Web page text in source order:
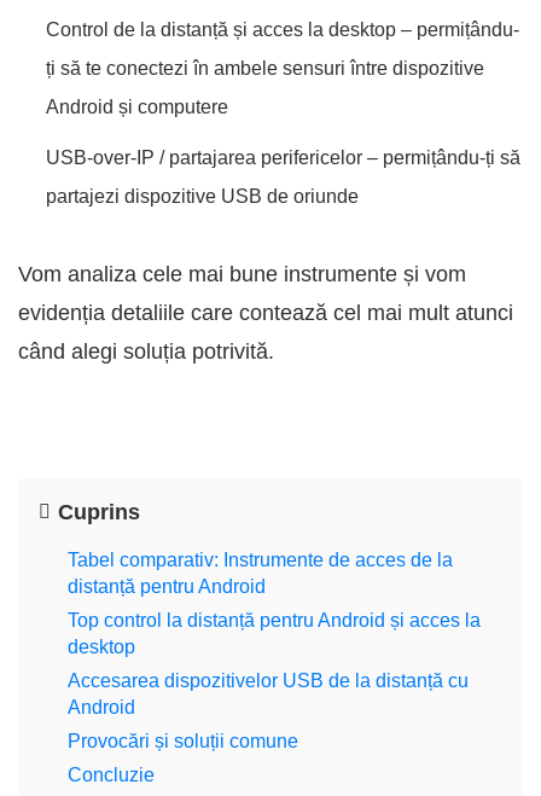
Control de la distanță și acces la desktop – permițându-
ți să te conectezi în ambele sensuri între dispozitive
Android și computere
USB-over-IP / partajarea perifericelor – permițându-ți să
partajezi dispozitive USB de oriunde
Vom analiza cele mai bune instrumente și vom
evidenția detaliile care contează cel mai mult atunci
când alegi soluția potrivită.
Cuprins
Tabel comparativ: Instrumente de acces de la
distanță pentru Android
Top control la distanță pentru Android și acces la
desktop
Accesarea dispozitivelor USB de la distanță cu
Android
Provocări și soluții comune
Concluzie